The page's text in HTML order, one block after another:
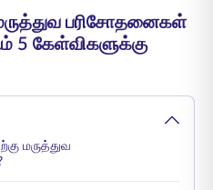
பரிசோதனைகள்
5 கேள்விகளுக்கு
மருத்துவ